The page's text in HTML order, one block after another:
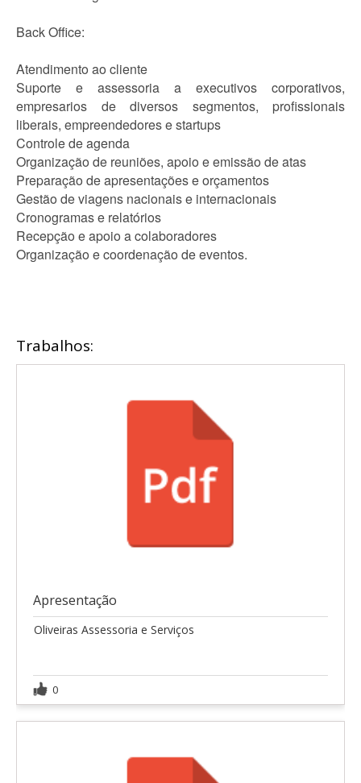
Back Office:
Atendimento ao cliente
Suporte e assessoria a executivos corporativos,
empresarios de diversos segmentos, profissionais
liberais, empreendedores e startups
Controle de agenda
Organização de reuniões, apoio e emissão de atas
Preparação de apresentações e orçamentos
Gestão de viagens nacionais e internacionais
Cronogramas e relatórios
Recepção e apoio a colaboradores
Organização e coordenação de eventos.
Trabalhos:
Apresentação
Oliveiras Assessoria e Serviços
0